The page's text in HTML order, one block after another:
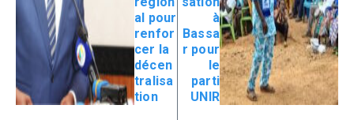
al pour
renfor
cer la
décen
tralisa
tion
à
Bassa
r pour
le
parti
UNIR